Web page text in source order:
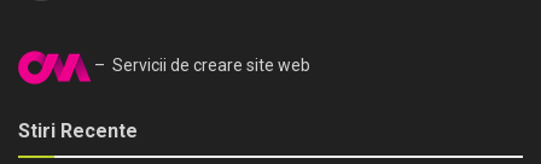
– Servicii de creare site web
Stiri Recente